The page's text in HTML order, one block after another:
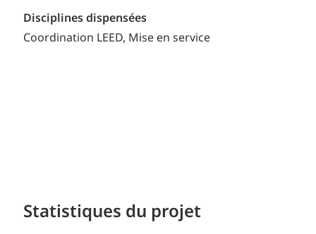
Disciplines dispensées
Coordination LEED Mise en service
Statistiques du projet